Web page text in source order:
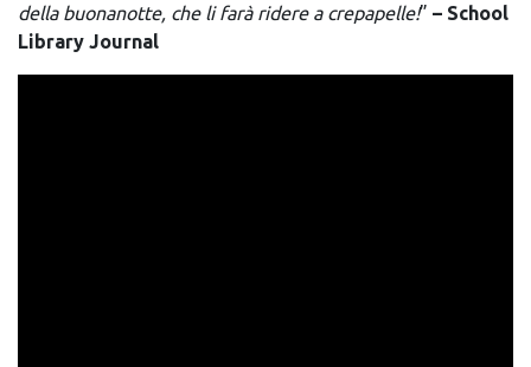
della buonanotte, che li farà ridere a crepapelle!” – School
Library Journal